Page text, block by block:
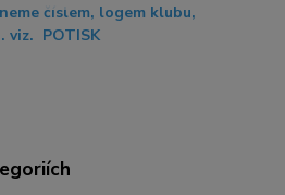
číslem, logem klubu,
viz. POTISK